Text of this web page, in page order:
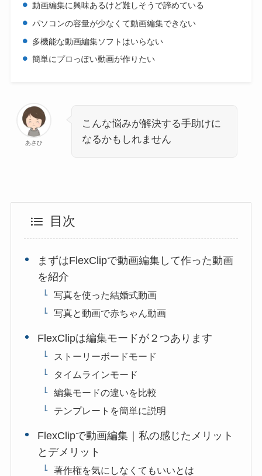
動画編集に興味あるけど難しそうで諦めている
パソコンの容量が少なくて動画編集できない
多機能な動画編集ソフトはいらない
簡単にプロっぽい動画が作りたい
あさひ
こんな悩みが解決する手助けに
なるかもしれません
目次
まずはFlexClipで動画編集して作った動画
を紹介
写真を使った結婚式動画
写真と動画で赤ちゃん動画
FlexClipは編集モードが２つあります
ストーリーボードモード
タイムラインモード
編集モードの違いを比較
テンプレートを簡単に説明
FlexClipで動画編集｜私の感じたメリット
とデメリット
著作権を気にしなくてもいいとは